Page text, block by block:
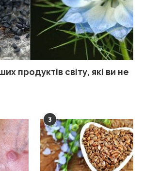
продуктів світу, які ви не
3